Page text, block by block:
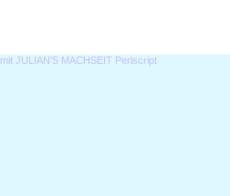
JULIAN'S MACHSEIT Perlscript